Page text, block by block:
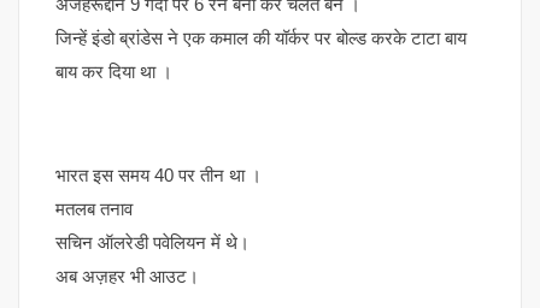
अजहरूद्दीन 9 गेंदों पर 6 रन बना कर चलते बने ।
जिन्हें इंडो ब्रांडेस ने एक कमाल की यॉर्कर पर बोल्ड करके टाटा बाय
बाय कर दिया था ।
भारत इस समय 40 पर तीन था ।
मतलब तनाव
सचिन ऑलरेडी पवेलियन में थे।
अब अज़हर भी आउट।